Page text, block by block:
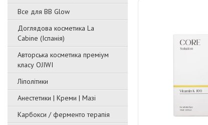
Все для BB Glow
Доглядова косметика La
Cabine (Іспанія)
Авторська косметика преміум
класу OJIWI
Ліполітики
Анестетики | Креми | Мазі
Карбокси / ферменто терапія